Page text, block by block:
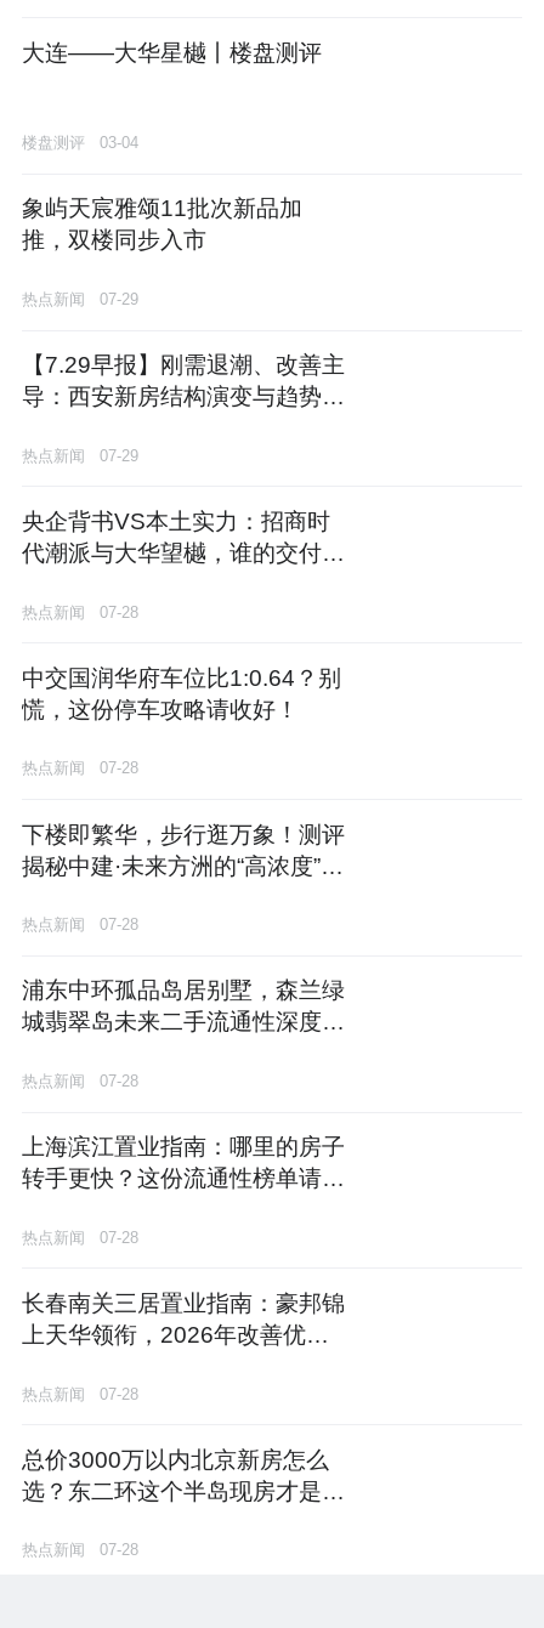
大连——大华星樾丨楼盘测评
楼盘测评 03-04
象屿天宸雅颂11批次新品加
推，双楼同步入市
热点新闻 07-29
【7.29早报】刚需退潮、改善主
导：西安新房结构演变与趋势研
热点新闻 07-29
央企背书VS本土实力：招商时
代潮派与大华望樾，谁的交付更
热点新闻 07-28
中交国润华府车位比1:0.64？别
慌，这份停车攻略请收好！
热点新闻 07-28
下楼即繁华，步行逛万象！测评
揭秘中建·未来方洲的“高浓度”商
热点新闻 07-28
浦东中环孤品岛居别墅，森兰绿
城翡翠岛未来二手流通性深度解
热点新闻 07-28
上海滨江置业指南：哪里的房子
转手更快？这份流通性榜单请收
热点新闻 07-28
长春南关三居置业指南：豪邦锦
上天华领衔，2026年改善优选
热点新闻 07-28
总价3000万以内北京新房怎么
选？东二环这个半岛现房才是最
热点新闻 07-28